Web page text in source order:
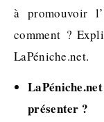
à promouvoir
comment ?
LaPéniche.net.
présenter ?